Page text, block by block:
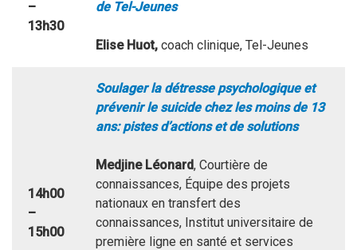
–
13h30
de Tel-Jeunes
Elise Huot, coach clinique, Tel-Jeunes
14h00
–
15h00
Soulager la détresse psychologique et
prévenir le suicide chez les moins de 13
ans: pistes d’actions et de solutions
Medjine Léonard, Courtière de
connaissances, Équipe des projets
nationaux en transfert des
connaissances, Institut universitaire de
première ligne en santé et services